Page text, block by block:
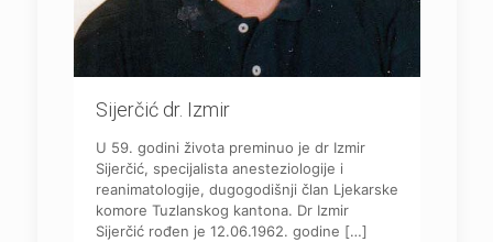
Sijerčić dr. Izmir
U 59. godini života preminuo je dr Izmir
Sijerčić, specijalista anesteziologije i
reanimatologije, dugogodišnji član Ljekarske
komore Tuzlanskog kantona. Dr Izmir
Sijerčić rođen je 12.06.1962. godine […]